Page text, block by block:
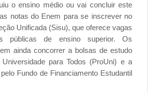
o ensino médio ou vai concluir este
notas do Enem para se inscrever no
Unificada (Sisu), que oferece vagas
públicas de ensino superior. Os
ainda concorrer a bolsas de estudo
para Todos (ProUni) e a
Fundo de Financiamento Estudantil